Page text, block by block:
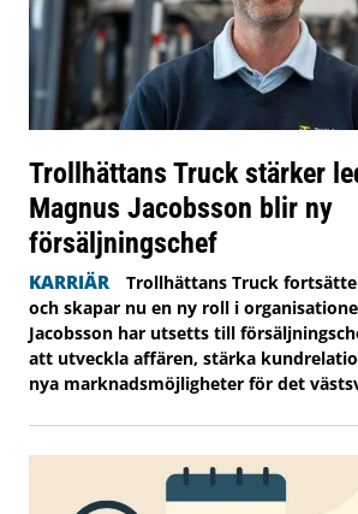
Trollhättans Truck stärker
Magnus Jacobsson blir ny
försäljningschef
KARRIÄR
Trollhättans Truck
och skapar nu en ny roll i
Jacobsson har utsetts till
att utveckla affären, stärka
nya marknadsmöjligheter för det